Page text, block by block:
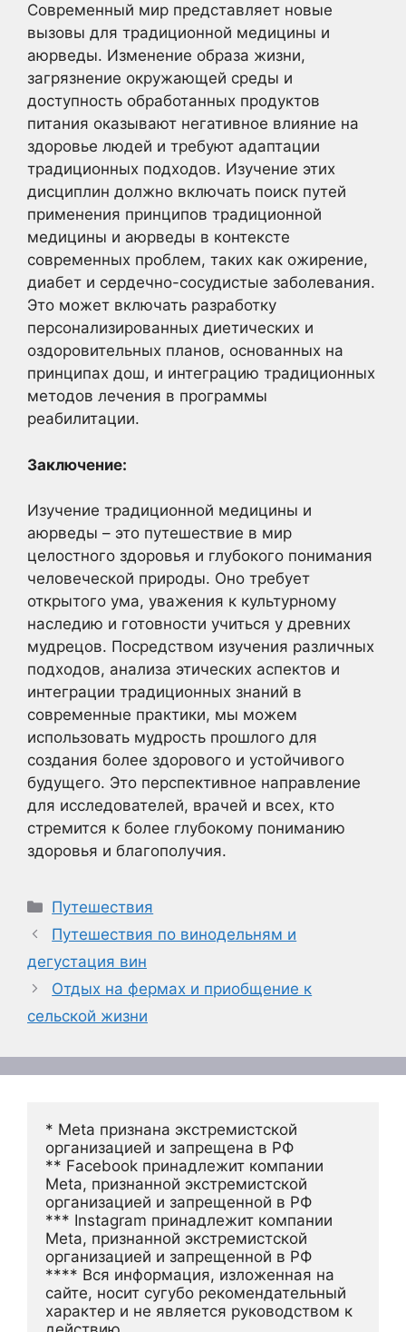
Современный мир представляет новые
вызовы для традиционной медицины и
аюрведы. Изменение образа жизни,
загрязнение окружающей среды и
доступность обработанных продуктов
питания оказывают негативное влияние на
здоровье людей и требуют адаптации
традиционных подходов. Изучение этих
дисциплин должно включать поиск путей
применения принципов традиционной
медицины и аюрведы в контексте
современных проблем, таких как ожирение,
диабет и сердечно-сосудистые заболевания.
Это может включать разработку
персонализированных диетических и
оздоровительных планов, основанных на
принципах дош, и интеграцию традиционных
методов лечения в программы
реабилитации.
Заключение:
Изучение традиционной медицины и
аюрведы – это путешествие в мир
целостного здоровья и глубокого понимания
человеческой природы. Оно требует
открытого ума, уважения к культурному
наследию и готовности учиться у древних
мудрецов. Посредством изучения различных
подходов, анализа этических аспектов и
интеграции традиционных знаний в
современные практики, мы можем
использовать мудрость прошлого для
создания более здорового и устойчивого
будущего. Это перспективное направление
для исследователей, врачей и всех, кто
стремится к более глубокому пониманию
здоровья и благополучия.
Рубрики
Путешествия
Путешествия по винодельням и
дегустация вин
Отдых на фермах и приобщение к
сельской жизни
* Meta признана экстремистской
организацией и запрещена в РФ
** Facebook принадлежит компании
Meta, признанной экстремистской
организацией и запрещенной в РФ
*** Instagram принадлежит компании
Meta, признанной экстремистской
организацией и запрещенной в РФ
**** Вся информация, изложенная на
сайте, носит сугубо рекомендательный
характер и не является руководством к